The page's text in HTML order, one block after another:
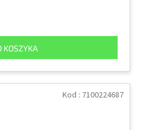
KOSZYKA
Kod : 7100224687